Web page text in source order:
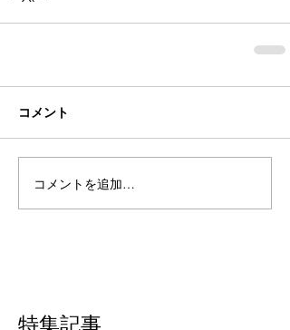
特集記事
コメント
コメントを追加…